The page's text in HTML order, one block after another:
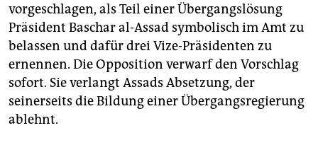
vorgeschlagen, als Teil einer Übergangslösung
Präsident Baschar al-Assad symbolisch im Amt zu
belassen und dafür drei Vize-Präsidenten zu
ernennen. Die Opposition verwarf den Vorschlag
sofort. Sie verlangt Assads Absetzung, der
seinerseits die Bildung einer Übergangsregierung
ablehnt.